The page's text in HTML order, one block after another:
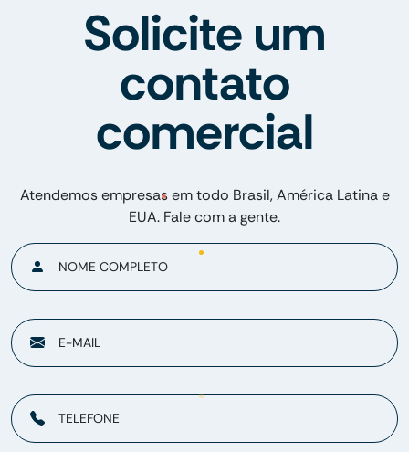
Solicite um
contato
comercial
Atendemos empresas em todo Brasil, América Latina e
EUA. Fale com a gente.
NOME COMPLETO
E-MAIL
TELEFONE